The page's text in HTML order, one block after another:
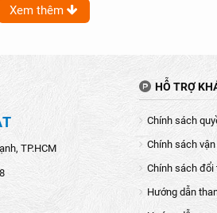
Xem thêm
TP.HCM
HỖ TRỢ
Chính sách
Chính sách
Chính sách đổi
Hướng dẫn